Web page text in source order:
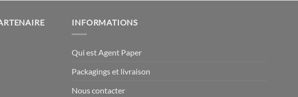
INFORMATIONS
Qui est Agent Paper
Packagings et livraison
Nous contacter